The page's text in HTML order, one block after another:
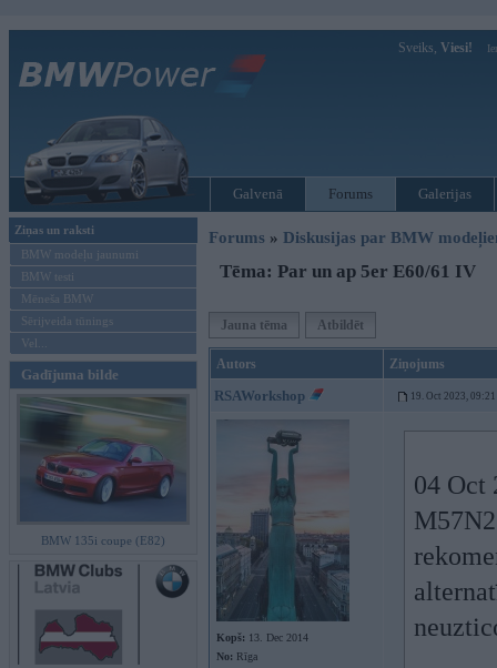
Sveiks, Viesi!
Galvenā Forums Galerijas
Ziņas un raksti
BMW modeļu jaunumi
BMW testi
Mēneša BMW
Sērijveida tūnings
Vel...
Gadījuma bilde
BMW 135i coupe (E82)
Forums » Diskusijas par BMW
Tēma: Par un ap 5er E60/61 IV
Jauna tēma Atbildēt
Autors Ziņojums
RSAWorkshop 19. Oct 2023, 09:21
Kopš: 13. Dec 2014
No: Rīga
04 Oct